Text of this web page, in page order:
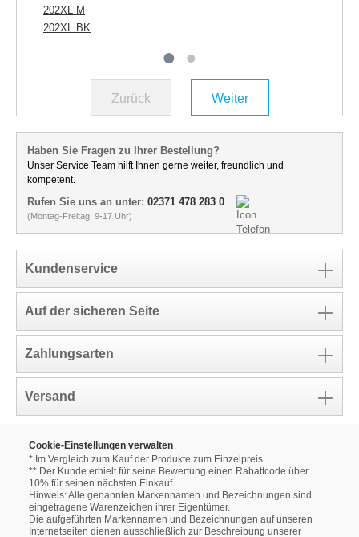
202XL M
202XL BK
Zurück Weiter
Haben Sie Fragen zu Ihrer Bestellung?
Unser Service Team hilft Ihnen gerne weiter, freundlich und
kompetent.
Rufen Sie uns an unter: 02371 478 283 0
(Montag-Freitag, 9-17 Uhr)
Kundenservice
Auf der sicheren Seite
Zahlungsarten
Versand
Cookie-Einstellungen verwalten
* Im Vergleich zum Kauf der Produkte zum Einzelpreis
** Der Kunde erhielt für seine Bewertung einen Rabattcode über
10% für seinen nächsten Einkauf.
Hinweis: Alle genannten Markennamen und Bezeichnungen sind
eingetragene Warenzeichen ihrer Eigentümer.
Die aufgeführten Markennamen und Bezeichnungen auf unseren
Internetseiten dienen ausschließlich zur Beschreibung unserer